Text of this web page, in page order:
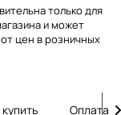
только для
и может
цен в розничных
Оплата